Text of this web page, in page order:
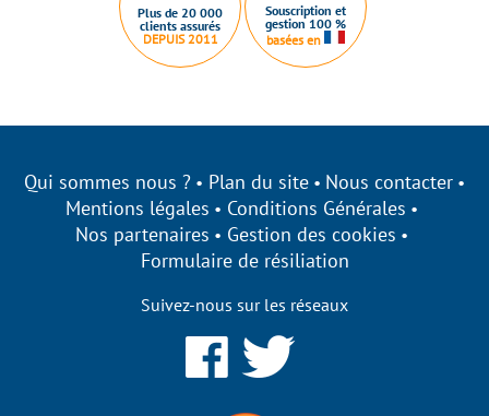
Plus de 20 000
clients assurés
DEPUIS 2011
Souscription et
gestion 100 %
basées en
Qui sommes nous ? Plan du site
Nous contacter
Mentions légales
Conditions Générales
Nos partenaires
Gestion des cookies
Formulaire de résiliation
Suivez-nous sur les réseaux